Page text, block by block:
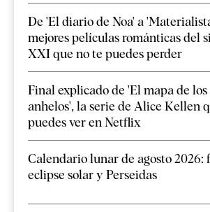
De 'El diario de Noa' a
mejores películas románticas del
XXI que no te puedes perder
Final explicado de 'El mapa de los
anhelos', la serie de Alice Kellen
puedes ver en Netflix
Calendario lunar de agosto 2026:
eclipse solar y Perseidas